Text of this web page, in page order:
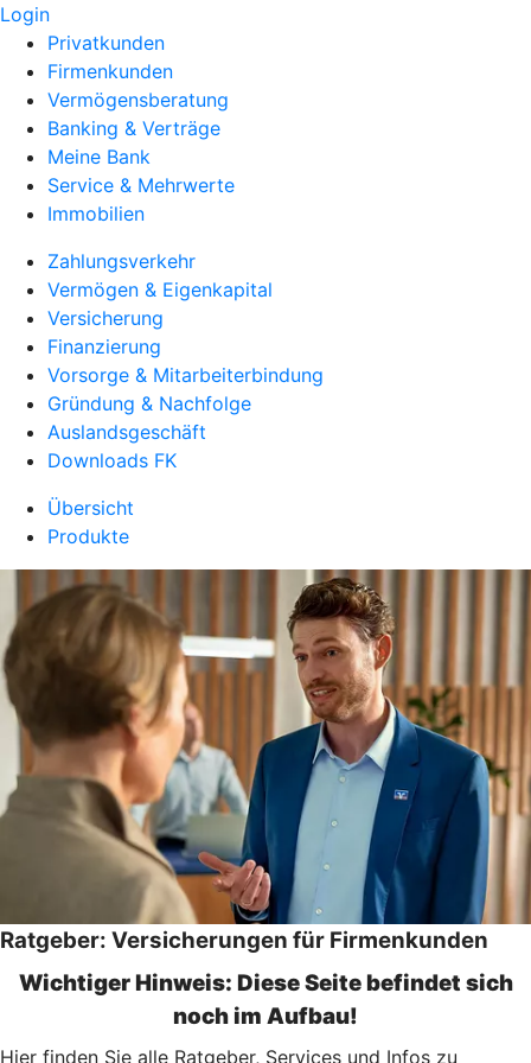
Login
Privatkunden
Firmenkunden
Vermögensberatung
Banking & Verträge
Meine Bank
Service & Mehrwerte
Immobilien
Zahlungsverkehr
Vermögen & Eigenkapital
Versicherung
Finanzierung
Vorsorge & Mitarbeiterbindung
Gründung & Nachfolge
Auslandsgeschäft
Downloads FK
Übersicht
Produkte
Ratgeber: Versicherungen für Firmenkunden
Wichtiger Hinweis: Diese Seite befindet sich
noch im Aufbau!
Hier finden Sie alle Ratgeber, Services und Infos zu